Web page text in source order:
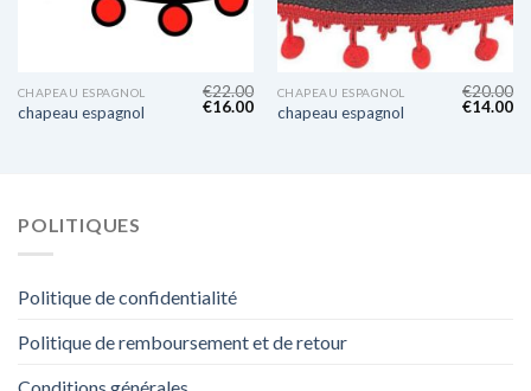
CHAPEAU ESPAGNOL
chapeau espagnol
€22.00
€16.00
CHAPEAU ESPAGNOL
chapeau espagnol
€20.00
€14.00
POLITIQUES
Politique de confidentialité
Politique de remboursement et de retour
Conditions générales